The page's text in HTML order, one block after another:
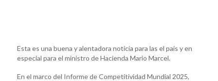
Esta es una buena y alentadora noticia para las el país y en
especial para el ministro de Hacienda Mario Marcel.
En el marco del Informe de Competitividad Mundial 2025,